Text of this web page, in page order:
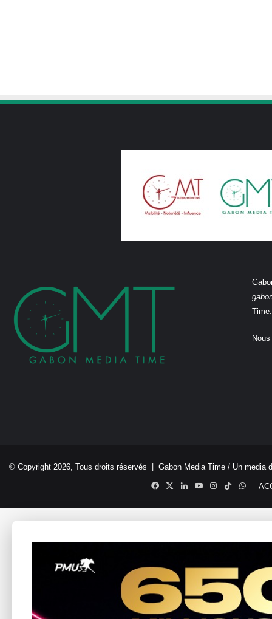
Time.
© Copyright 2026, Tous droits réservés | Gabon Media Time / Un media
Facebook
X LinkedinYouTubeInstagram
TikTok